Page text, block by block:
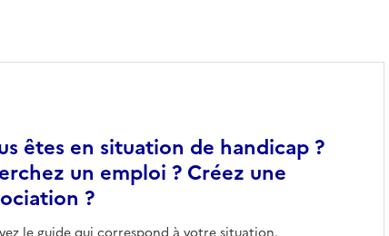
êtes en situation de handicap ?
un emploi ? Créez une
?